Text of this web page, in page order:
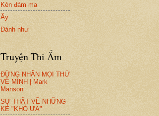
Kèn đám ma
Ấy
Đánh như
Truyện Thi Ẩm
ĐỪNG NHẬN MỌI THỨ
VỀ MÌNH | Mark
Manson
SỰ THẬT VỀ NHỮNG
KẺ "KHÓ ƯA"